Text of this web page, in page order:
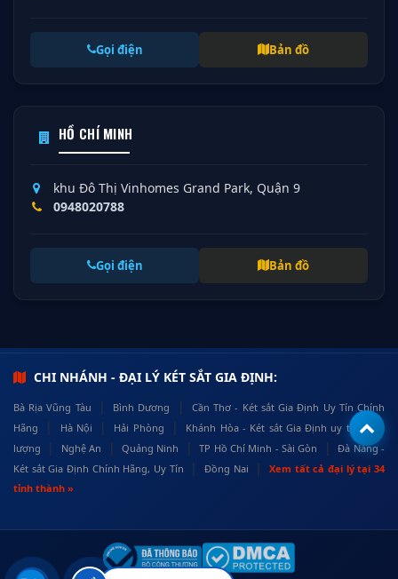
Gọi điện Bản đồ
HỒ CHÍ MINH
khu Đô Thị Vinhomes Grand Park, Quận 9
0948020788
Gọi điện Bản đồ
CHI NHÁNH - ĐẠI LÝ KÉT SẮT GIA ĐỊNH:
Bà Rịa Vũng Tàu | Bình Dương |
Cần Thơ - Két sắt Gia Định Uy Tín Chính
Hãng
| Hà Nội | Hải Phòng |
Khánh Hòa - Két sắt Gia Định uy tín, chất
lượng
| Nghệ An | Quảng Ninh | TP Hồ Chí Minh - Sài Gòn |
Đà Nẵng -
Két sắt Gia Định Chính Hãng, Uy Tín
| Đồng Nai |
Xem tất cả đại lý tại 34
tỉnh thành »